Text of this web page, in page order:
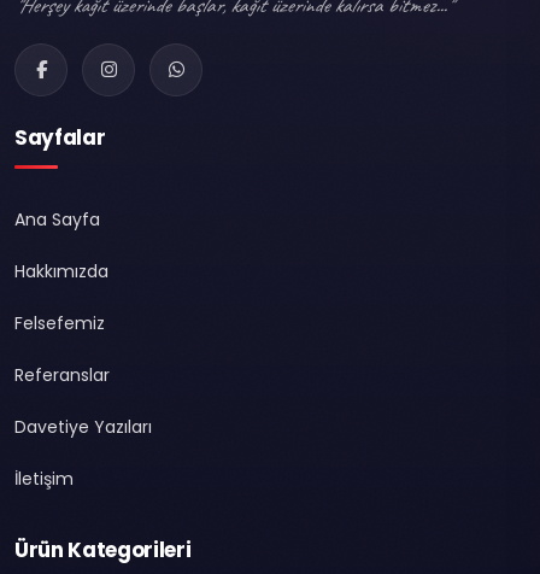
Sayfalar
Ana Sayfa
Hakkımızda
Felsefemiz
Referanslar
Davetiye Yazıları
İletişim
Ürün Kategorileri